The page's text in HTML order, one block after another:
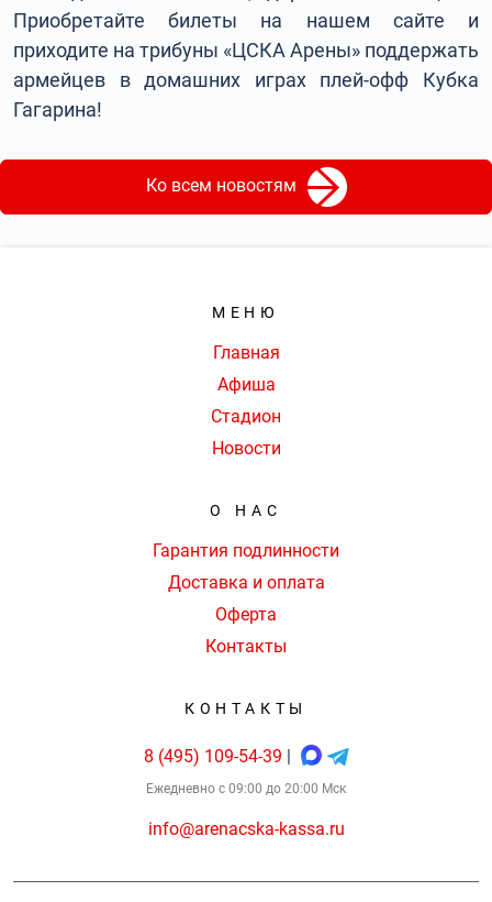
Приобретайте билеты на нашем сайте и
приходите на трибуны «ЦСКА Арены» поддержать
армейцев в домашних играх плей-офф Кубка
Гагарина!
Ко всем новостям
МЕНЮ
Главная
Афиша
Стадион
Новости
О НАС
Гарантия подлинности
Доставка и оплата
Оферта
Контакты
КОНТАКТЫ
8 (495) 109-54-39 |
Ежедневно с 09:00 до 20:00 Мск
info@arenacska-kassa.ru